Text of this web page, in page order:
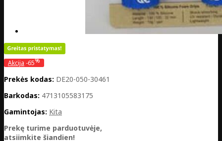
Akcija -65%
Prekės kodas: DE20-050-30461
Barkodas: 4713105583175
Gamintojas: Kita
Prekę turime parduotuvėje,
atsiimkite šiandien!